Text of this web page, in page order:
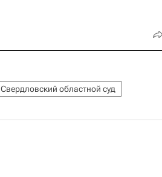
Свердловский областной суд